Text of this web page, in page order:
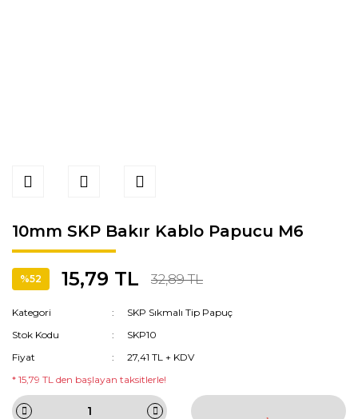
10mm SKP Bakır Kablo Papucu M6
%52 15,79 TL 32,89 TL
Kategori
SKP Sıkmalı Tip Papuç
Stok Kodu
SKP10
Fiyat
27,41 TL + KDV
* 15,79 TL den başlayan taksitlerle!